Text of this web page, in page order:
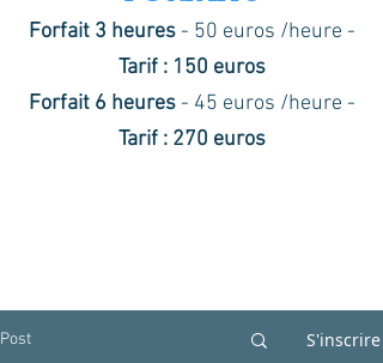
Forfait 3 heures- 50 euros /heure -
Tarif : 150 euros
Forfait 6 heures- 45 euros /heure -
Tarif : 270 euros
Post S'inscrire